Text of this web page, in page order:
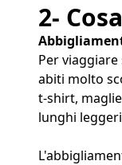
2-
Per
abiti molto
t-shirt,
lunghi